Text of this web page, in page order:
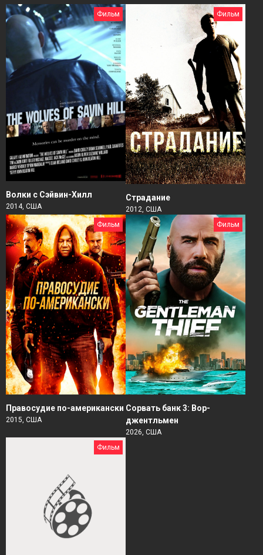
Фильм
Волки с Сэйвин-Хилл
2014, США
Фильм
Страдание
2012, США
Фильм
Правосудие по-американски
2015, США
Фильм
Сорвать банк 3: Вор-
джентльмен
2026, США
Фильм